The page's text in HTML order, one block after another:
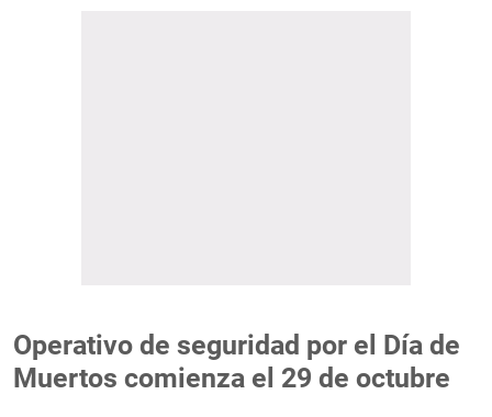
Operativo de seguridad por el Día de
Muertos comienza el 29 de octubre